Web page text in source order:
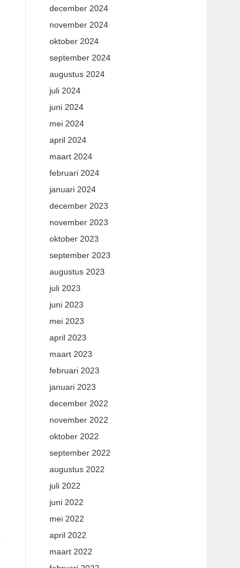
december 2024
november 2024
oktober 2024
september 2024
augustus 2024
juli 2024
juni 2024
mei 2024
april 2024
maart 2024
februari 2024
januari 2024
december 2023
november 2023
oktober 2023
september 2023
augustus 2023
juli 2023
juni 2023
mei 2023
april 2023
maart 2023
februari 2023
januari 2023
december 2022
november 2022
oktober 2022
september 2022
augustus 2022
juli 2022
juni 2022
mei 2022
april 2022
maart 2022